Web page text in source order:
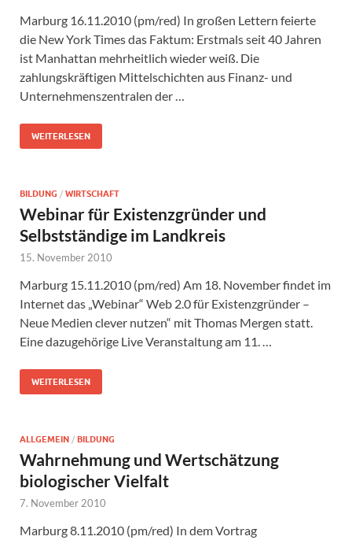
Marburg 16.11.2010 (pm/red) In großen Lettern feierte
die New York Times das Faktum: Erstmals seit 40 Jahren
ist Manhattan mehrheitlich wieder weiß. Die
zahlungskräftigen Mittelschichten aus Finanz- und
Unternehmenszentralen der …
WEITERLESEN
BILDUNG / WIRTSCHAFT
Webinar für Existenzgründer und
Selbstständige im Landkreis
15. November 2010
Marburg 15.11.2010 (pm/red) Am 18. November findet im
Internet das „Webinar“ Web 2.0 für Existenzgründer –
Neue Medien clever nutzen“ mit Thomas Mergen statt.
Eine dazugehörige Live Veranstaltung am 11. …
WEITERLESEN
ALLGEMEIN / BILDUNG
Wahrnehmung und Wertschätzung
biologischer Vielfalt
7. November 2010
Marburg 8.11.2010 (pm/red) In dem Vortrag